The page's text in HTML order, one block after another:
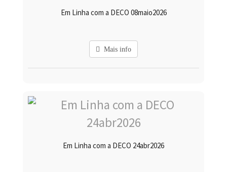
Em Linha com a DECO 08maio2026
Mais info
Em Linha com a DECO 24abr2026